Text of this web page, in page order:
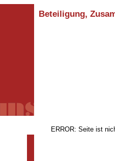
Beteiligung,
ERROR: Seite ist